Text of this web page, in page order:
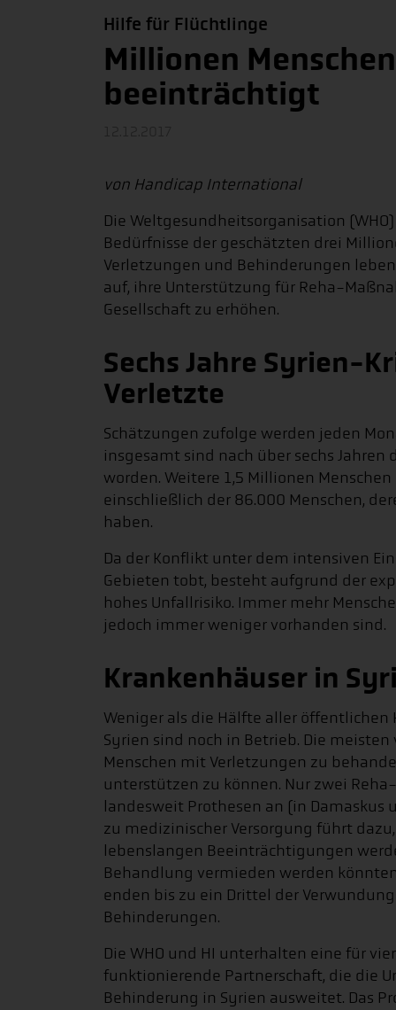
Hilfe für Flüchtlinge
Millionen
beeinträchtigt
von Handicap International
Die Weltgesundheitsorganisation
Bedürfnisse der geschätzten drei
Verletzungen und Behinderungen
auf, ihre Unterstützung für Reha-
Gesellschaft zu erhöhen.
Sechs Jahre Syrien-
Verletzte
Schätzungen zufolge werden jeden
insgesamt sind nach über sechs
worden. Weitere 1,5 Millionen
einschließlich der 86.000 Menschen,
haben.
Da der Konflikt unter dem intensiven
Gebieten tobt, besteht aufgrund der
hohes Unfallrisiko. Immer mehr
jedoch immer weniger vorhanden sind.
Krankenhäuser in
Weniger als die Hälfte aller
Syrien sind noch in Betrieb. Die
Menschen mit Verletzungen zu
unterstützen zu können. Nur zwei
landesweit Prothesen an (in Damaskus
zu medizinischer Versorgung führt
lebenslangen Beeinträchtigungen
Behandlung vermieden werden
enden bis zu ein Drittel der
Behinderungen.
Die WHO und HI unterhalten eine für
funktionierende Partnerschaft, die die
Behinderung in Syrien ausweitet. Das